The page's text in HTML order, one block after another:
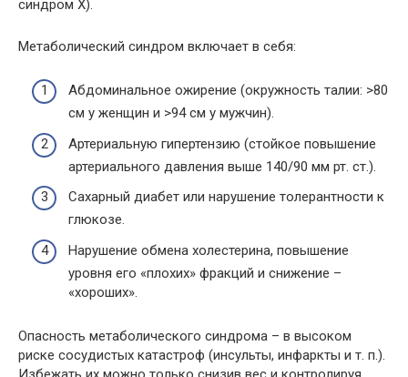
синдром Х).
Метаболический синдром включает в себя:
Абдоминальное ожирение (окружность талии: >80
см у женщин и >94 см у мужчин).
Артериальную гипертензию (стойкое повышение
артериального давления выше 140/90 мм рт. ст.).
Сахарный диабет или нарушение толерантности к
глюкозе.
Нарушение обмена холестерина, повышение
уровня его «плохих» фракций и снижение –
«хороших».
Опасность метаболического синдрома – в высоком
риске сосудистых катастроф (инсульты, инфаркты и т. п.).